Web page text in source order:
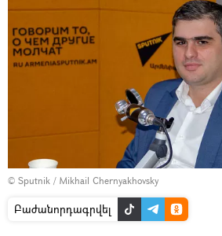
© Sputnik / Mikhail Chernyakhovsky
Բաժանորդագրվել